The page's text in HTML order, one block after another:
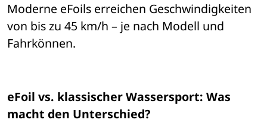
Moderne eFoils erreichen Geschwindigkeiten
von bis zu 45 km/h – je nach Modell und
Fahrkönnen.
eFoil vs. klassischer Wassersport: Was
macht den Unterschied?